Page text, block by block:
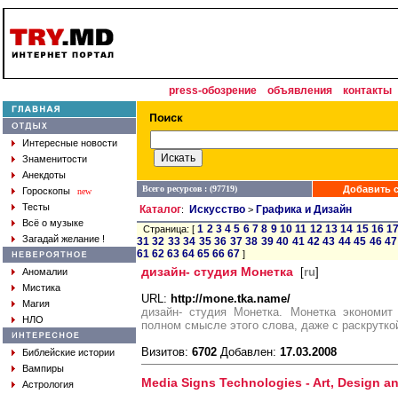
press-обозрение объявления контакты
Интересные новости
Знаменитости
Анекдоты
Гороскопы
new
Тесты
Всё о музыке
Загадай желание !
Аномалии
Мистика
Магия
НЛО
Библейские истории
Вампиры
Астрология
Всего ресурсов : (97719) Добавить
Каталог: Искусство > Графика и Дизайн
Страница: [1 2 3 4 5 6 7 8 9 10 11 12 13 14 15 16
31 32 33 34 35 36 37 38 39 40 41 42 43 44 45 46 47
61 62 63 64 65 66 67 ]
дизайн- студия Монетка [ru]
URL: http://mone.tka.name/
дизайн- студия Монетка. Монетка
полном смысле этого слова, даже с
Визитов: 6702 Добавлен: 17.03.2008
Media Signs Technologies - Art, Design